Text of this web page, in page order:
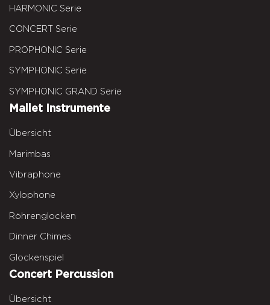
HARMONIC Serie
CONCERT Serie
PROPHONIC Serie
SYMPHONIC Serie
SYMPHONIC GRAND Serie
Mallet Instrumente
Übersicht
Marimbas
Vibraphone
Xylophone
Röhrenglocken
Dinner Chimes
Glockenspiel
Concert Percussion
Übersicht